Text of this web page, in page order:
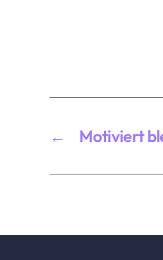
← Motiviert